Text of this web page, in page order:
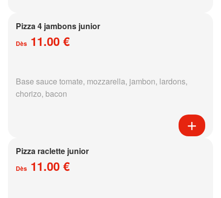
Pizza 4 jambons junior
Dès 11.00 €
Base sauce tomate, mozzarella, jambon, lardons,
chorizo, bacon
Pizza raclette junior
Dès 11.00 €